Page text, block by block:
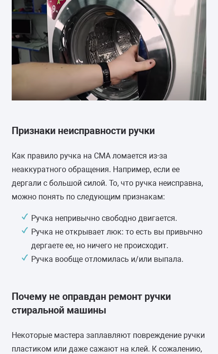
Признаки неисправности ручки
Как правило ручка на СМА ломается из-за
неаккуратного обращения. Например, если ее
дергали с большой силой. То, что ручка неисправна,
можно понять по следующим признакам:
Ручка непривычно свободно двигается.
Ручка не открывает люк: то есть вы привычно
дергаете ее, но ничего не происходит.
Ручка вообще отломилась и/или выпала.
Почему не оправдан ремонт ручки
стиральной машины
Некоторые мастера заплавляют повреждение ручки
пластиком или даже сажают на клей. К сожалению,